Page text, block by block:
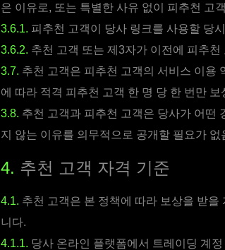
은 이유로, 또는 특별한 사유 없이 피추천 고
3.6.1. 피추천 고객이 당사 링크를 사용할 당
3.6.2. 추천 고객 또는 제3자가 이전에 피추
3.7. 추천 고객은 피추천 고객의 서비스 이용
에 따라 적격 피추천 고객 한 명 당 한 번만
3.8. 추천 고객과 피추천 고객은 당사가 어떤
지 않는 이유를 의무적으로 공개할 필요가 없
4. 추천 고객 자격 기준
4.1. 추천 고객은 본 정책에 따라 보상을 받
니다.
4.1.1. 당사 온라인 플랫폼에서 트레이딩 계정